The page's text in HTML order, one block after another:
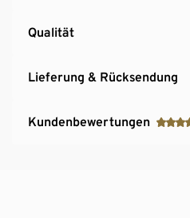
Qualität
Lieferung & Rücksendung
Kundenbewertungen